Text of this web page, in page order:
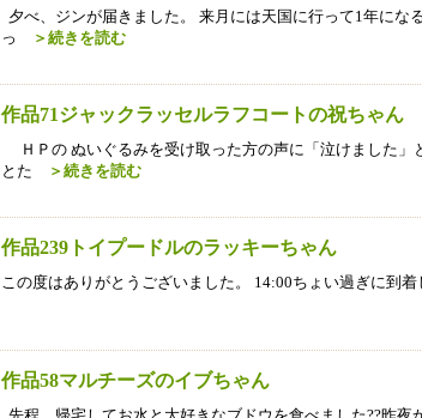
夕べ、ジンが届きました。 来月には天国に行って1年にな
っ
＞続きを読む
作品71ジャックラッセルラフコートの祝ちゃん
ＨＰの ぬいぐるみを受け取った方の声に「泣けました」
とた ＞続きを読む
作品239トイプードルのラッキーちゃん
この度はありがとうございました。 14:00ちょい過ぎに到着
作品58マルチーズのイブちゃん